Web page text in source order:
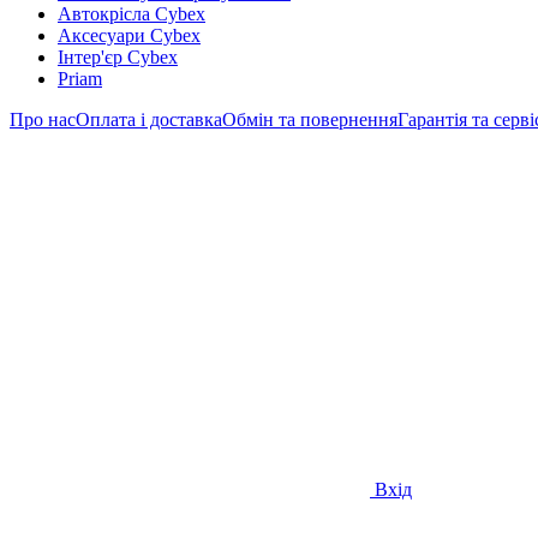
Автокрісла Cybex
Аксесуари Cybex
Інтер'єр Cybex
Priam
Про насОплата і доставкаОбмін та поверненняГарантія та
Вхід